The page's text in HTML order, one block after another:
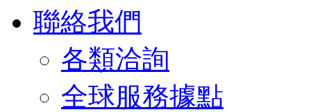
聯絡我們
各類洽詢
全球服務據點